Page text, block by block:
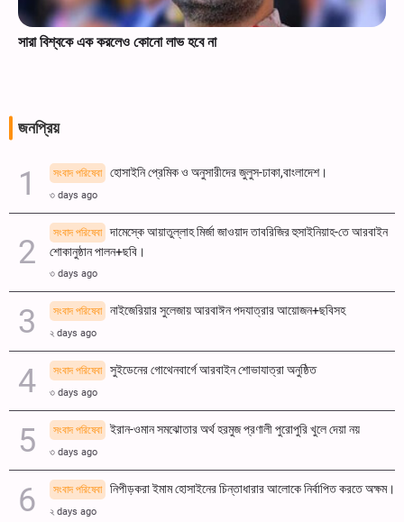
সারা বিশ্বকে এক করলেও কোনো লাভ হবে না
জনপ্রিয়
সংবাদ পরিষেবা হোসাইনি প্রেমিক ও অনুসারীদের জুলুস-ঢাকা,বাংলাদেশ।
৩ days ago
সংবাদ পরিষেবা
দামেস্কে আয়াতুল্লাহ মির্জা জাওয়াদ তাবরিজির হুসাইনিয়াহ-তে আরবাইন
শোকানুষ্ঠান পালন+ছবি।
৩ days ago
সংবাদ পরিষেবা নাইজেরিয়ার সুলেজায় আরবাঈন পদযাত্রার আয়োজন+ছবিসহ
২ days ago
সংবাদ পরিষেবা সুইডেনের গোথেনবার্গে আরবাইন শোভাযাত্রা অনুষ্ঠিত
৩ days ago
সংবাদ পরিষেবা ইরান-ওমান সমঝোতার অর্থ হরমুজ প্রণালী পুরোপুরি খুলে দেয়া নয়
৩ days ago
সংবাদ পরিষেবা নিপীড়করা ইমাম হোসাইনের চিন্তাধারার আলোকে নির্বাপিত করতে অক্ষম।
২ days ago